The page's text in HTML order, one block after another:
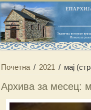
Почетна / 2021 / мај
Архива за месец: